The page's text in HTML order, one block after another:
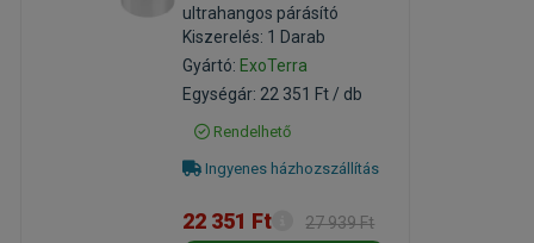
ultrahangos párásító
Kiszerelés: 1 Darab
Gyártó: ExoTerra
Egységár: 22 351 Ft / db
Rendelhető
Ingyenes házhozszállítás
22 351 Ft 27 939 Ft